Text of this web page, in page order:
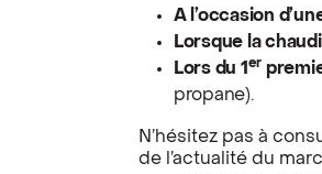
A l’occasion
Lorsque la
Lors du 1 er
propane).
N’hésitez pas à
de l’actualité du